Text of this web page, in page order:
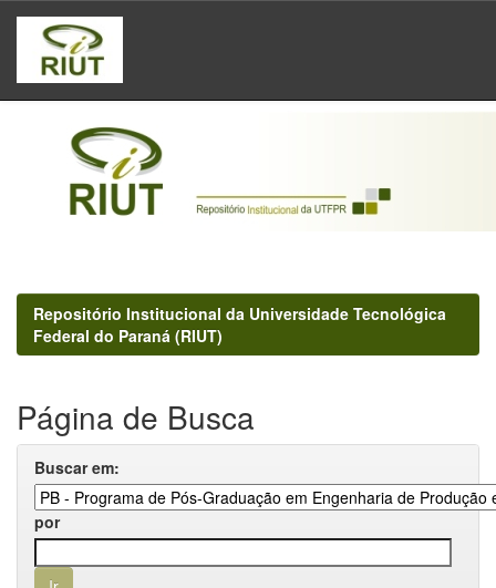
Skip
navigation
Repositório Institucional da Universidade Tecnológica
Federal do Paraná (RIUT)
Página de Busca
Buscar em:
por